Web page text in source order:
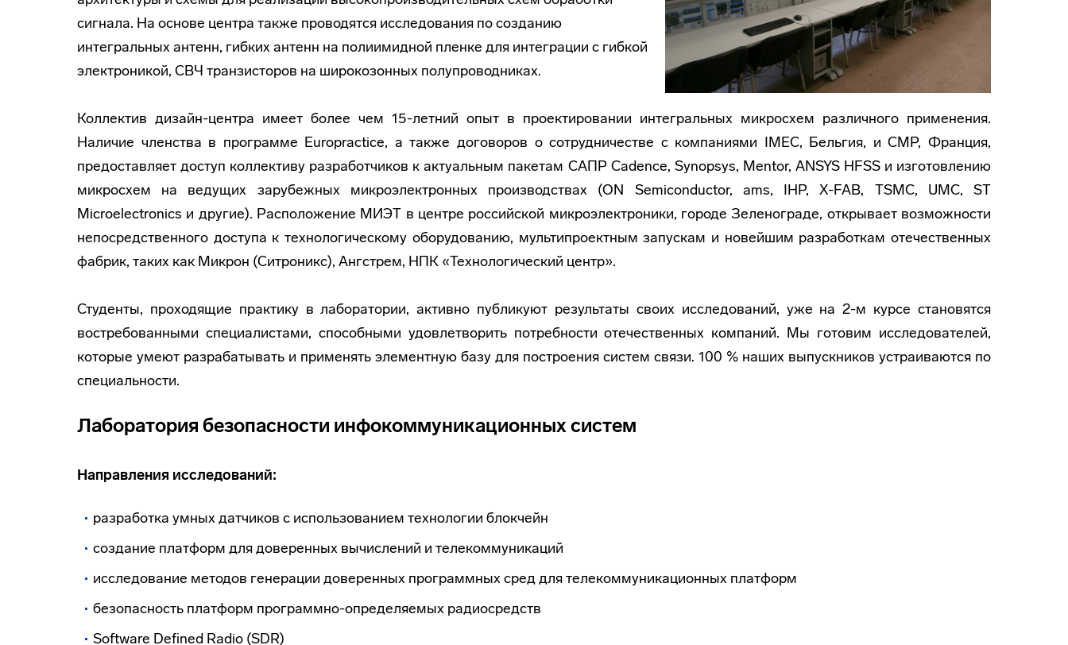
сигнала. На основе центра также проводятся исследования по созданию
интегральных антенн, гибких антенн на полиимидной пленке для интеграции с гибкой
электроникой, СВЧ транзисторов на широкозонных полупроводниках.
Коллектив дизайн-центра имеет более чем 15-летний опыт в проектировании интегральных микросхем различного применения.
Наличие членства в программе Europractice, а также договоров о сотрудничестве с компаниями IMEC, Бельгия, и CMP, Франция,
предоставляет доступ коллективу разработчиков к актуальным пакетам САПР Cadence, Synopsys, Mentor, ANSYS HFSS и изготовлению
микросхем на ведущих зарубежных микроэлектронных производствах (ON Semiconductor, ams, IHP, X-FAB, TSMC, UMC, ST
Microelectronics и другие). Расположение МИЭТ в центре российской микроэлектроники, городе Зеленограде, открывает возможности
непосредственного доступа к технологическому оборудованию, мультипроектным запускам и новейшим разработкам отечественных
фабрик, таких как Микрон (Ситроникс), Ангстрем, НПК «Технологический центр».
Студенты, проходящие практику в лаборатории, активно публикуют результаты своих исследований, уже на 2-м курсе становятся
востребованными специалистами, способными удовлетворить потребности отечественных компаний. Мы готовим исследователей,
которые умеют разрабатывать и применять элементную базу для построения систем связи. 100 % наших выпускников устраиваются по
специальности.
Лаборатория безопасности инфокоммуникационных систем
Направления исследований:
разработка умных датчиков с использованием технологии блокчейн
создание платформ для доверенных вычислений и телекоммуникаций
исследование методов генерации доверенных программных сред для телекоммуникационных платформ
безопасность платформ программно-определяемых радиосредств
Software Defined Radio (SDR)